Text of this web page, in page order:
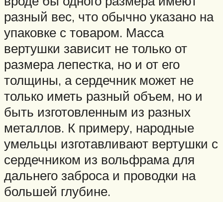
разный вес, что обычно указано на
упаковке с товаром. Масса
вертушки зависит не только от
размера лепестка, но и от его
толщины, а сердечник может не
только иметь разный объем, но и
быть изготовленным из разных
металлов. К примеру, народные
умельцы изготавливают вертушки с
сердечником из вольфрама для
дальнего заброса и проводки на
большей глубине.